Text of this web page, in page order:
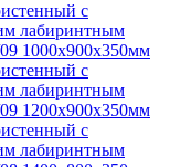
с
лабиринтным
1000х900х350мм
с
лабиринтным
1200х900х350мм
с
лабиринтным